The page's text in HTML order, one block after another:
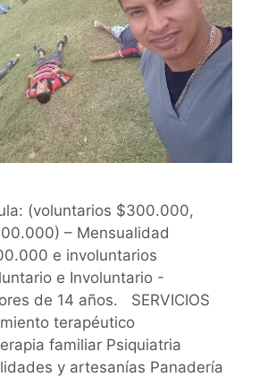
(voluntarios $300.000,
– Mensualidad
e involuntarios
e Involuntario -
de 14 años. SERVICIOS
terapéutico
familiar Psiquiatria
y artesanías Panadería